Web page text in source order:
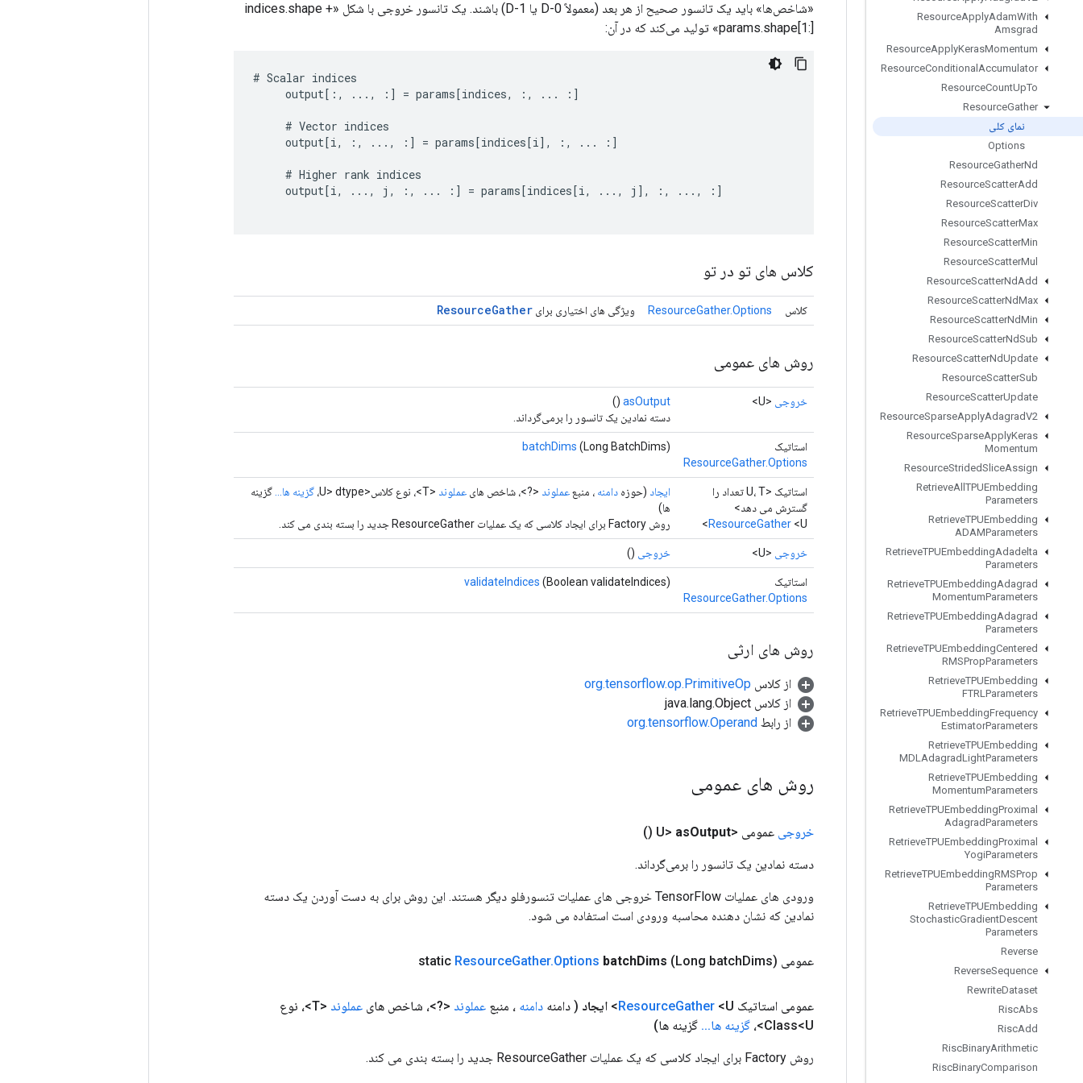
ResourceApplyAdamWith
Amsgrad
ResourceApplyKerasMomentum
ResourceConditional Accumulator
ResourceCountUpTo
ResourceGather
نمای کلی
Options
ResourceGatherNd
ResourceScatterAdd
ResourceScatterDiv
ResourceScatterMax
ResourceScatterMin
ResourceScatterMul
ResourceScatterNdAdd
ResourceScatterNdMax
ResourceScatterNdMin
ResourceScatterNdSub
ResourceScatterNdUpdate
ResourceScatterSub
ResourceScatterUpdate
ResourceSparseApplyAdagradV2
ResourceSparseApplyKeras
Momentum
ResourceStridedSliceAssign
RetrieveAll TPUEmbedding
Parameters
RetrieveTPUEmbedding
ADAMParameters
RetrieveTPUEmbeddingAdadelta
Parameters
RetrieveTPUEmbeddingAdagrad
MomentumParameters
RetrieveTPUEmbeddingAdagrad
Parameters
RetrieveTPUEmbeddingCentered
RMSPropParameters
RetrieveTPUEmbedding
FTRLParameters
RetrieveTPUEmbeddingFrequency
EstimatorParameters
RetrieveTPUEmbedding
MDLAdagradLightParameters
RetrieveTPUEmbedding
MomentumParameters
RetrieveTPUEmbeddingProximal
AdagradParameters
RetrieveTPUEmbeddingProximal
YogiParameters
RetrieveTPUEmbeddingRMSProp
Parameters
RetrieveTPUEmbedding
StochasticGradientDescent
Parameters
Reverse
ReverseSequence
RewriteDataset
RiscAbs
RiscAdd
RiscBinaryArithmetic
RiscBinaryComparison
«شاخص‌ها» باید یک تانسور صحیح از هر بعد (معمولاً 0-D یا 1-D) باشند. یک تانسور خروجی با شکل «indices.shape +
params.shape[1:]» تولید می‌کند که در آن:
# Scalar indices
output[ :, ..., : ] = params[indices, :, ... : ]
# Vector indices
output[i, :, ..., : ] = params[indices[i] , :, ... : ]
# Higher rank indices
output[i, ..., j , :, ... : ] = params[indices[i, ..., j ] , :, ..., : ]
کلاس های تو در تو
کلاس ResourceGather.Options ویژگی های اختیاری برای ResourceGather
روش های عمومی
خروجی <U>
asOutput
()
دسته نمادین یک تانسور را برمی‌گرداند.
استاتیک
ResourceGather.Options
batchDims (Long BatchDims)
استاتیک <U، T تعداد را
گسترش می دهد>
ResourceGather <U>
ایجاد (حوزه دامنه ، منبععملوند <?>، شاخص های عملوند <T>، نوع کلاس<U> dtype، گزینه ها...
گزینه
ها)
روش Factory برای ایجاد کلاسی که یک عملیات ResourceGather جدید را بسته بندی می کند.
خروجی <U> خروجی ()
استاتیک
ResourceGather.Options
validateIndices (Boolean validateIndices)
روش های ارثی
از کلاس org.tensorflow.op.PrimitiveOp
از کلاس java.lang.Object
از رابط org.tensorflow.Operand
روش های عمومی
خروجی عمومی <U> asOutput
()
دسته نمادین یک تانسور را برمی‌گرداند.
ورودی های عملیات TensorFlow خروجی های عملیات تنسورفلو دیگر هستند. این روش برای به دست آوردن یک دسته
نمادین که نشان دهنده محاسبه ورودی است استفاده می شود.
عمومی static ResourceGather.Options batchDims (Long batchDims)
عمومی استاتیک ResourceGather <U> ایجاد ( دامنه دامنه ، منبع عملوند <?>، شاخص های عملوند
<T>، نوع
Class<U>،
گزینه ها.
.
. گزینه ها)
روش Factory برای ایجاد کلاسی که یک عملیات ResourceGather جدید را بسته بندی می کند.